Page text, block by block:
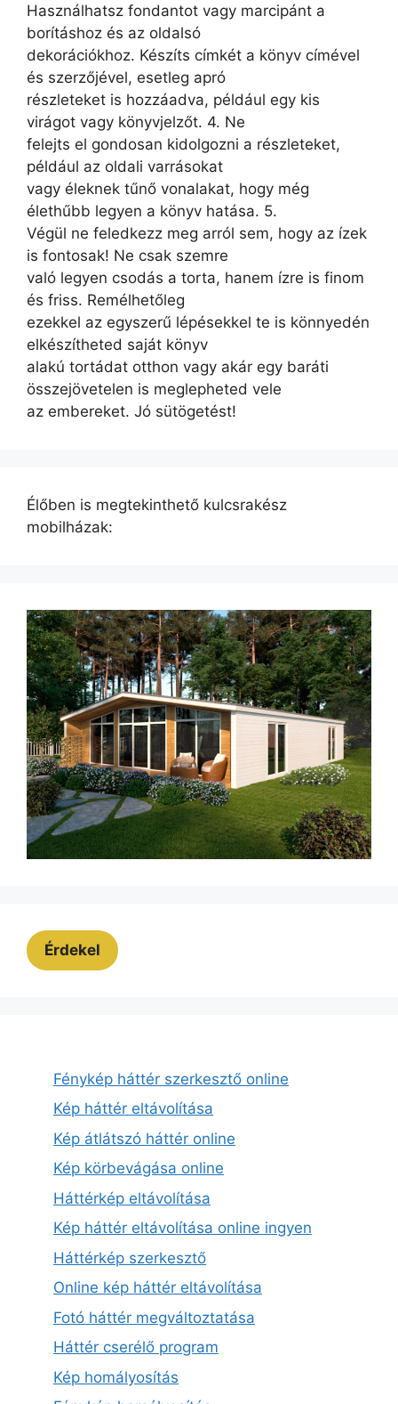
Használhatsz fondantot vagy marcipánt a
borításhoz és az oldalsó
dekorációkhoz. Készíts címkét a könyv címével
és szerzőjével, esetleg apró
részleteket is hozzáadva, például egy kis
virágot vagy könyvjelzőt. 4. Ne
felejts el gondosan kidolgozni a részleteket,
például az oldali varrásokat
vagy éleknek tűnő vonalakat, hogy még
élethűbb legyen a könyv hatása. 5.
Végül ne feledkezz meg arról sem, hogy az ízek
is fontosak! Ne csak szemre
való legyen csodás a torta, hanem ízre is finom
és friss. Remélhetőleg
ezekkel az egyszerű lépésekkel te is könnyedén
elkészítheted saját könyv
alakú tortádat otthon vagy akár egy baráti
összejövetelen is meglepheted vele
az embereket. Jó sütögetést!
Élőben is megtekinthető kulcsrakész
mobilházak:
Érdekel
Fénykép háttér szerkesztő online
Kép háttér eltávolítása
Kép átlátszó háttér online
Kép körbevágása online
Háttérkép eltávolítása
Kép háttér eltávolítása online ingyen
Háttérkép szerkesztő
Online kép háttér eltávolítása
Fotó háttér megváltoztatása
Háttér cserélő program
Kép homályosítás